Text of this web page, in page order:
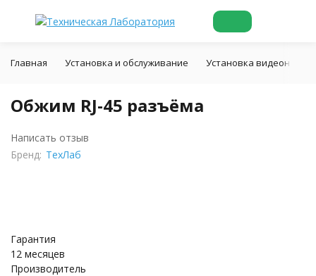
Главная Установка и обслуживание Установка
Обжим RJ-45 разъёма
Написать отзыв
Бренд: ТехЛаб
Гарантия
12 месяцев
Производитель